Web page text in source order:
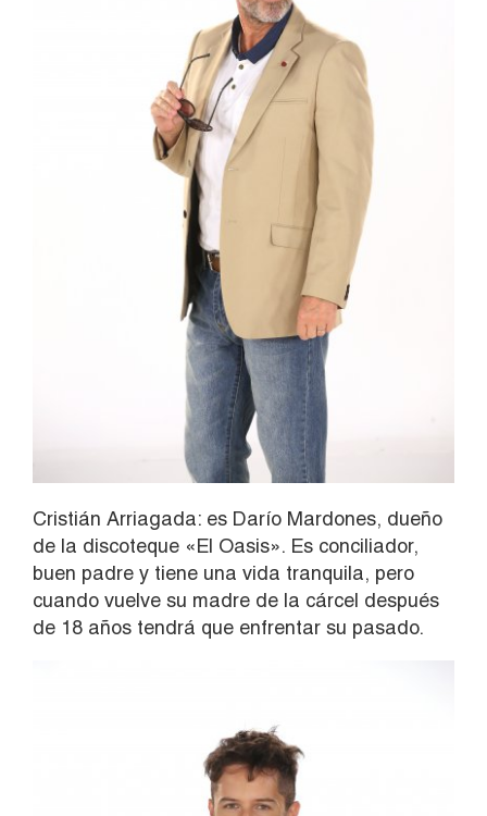
Cristián Arriagada: es Darío Mardones, dueño
de la discoteque «El Oasis». Es conciliador,
buen padre y tiene una vida tranquila, pero
cuando vuelve su madre de la cárcel después
de 18 años tendrá que enfrentar su pasado.